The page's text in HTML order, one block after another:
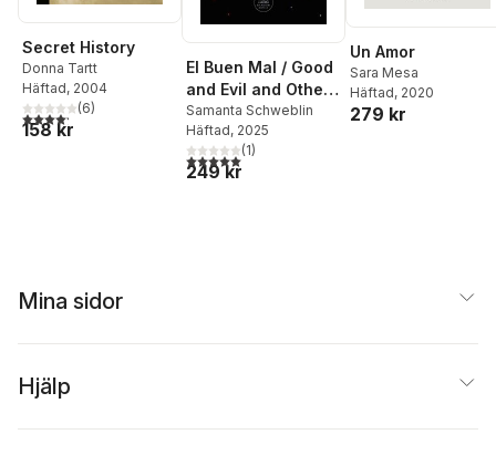
Secret History
Donna Tartt
Häftad, 2004
4,2utav 5 stjärnor. Totalt antal röster:
(6)
158 kr
El Buen Mal / Good
and Evil and Other
Stories
Samanta Schweblin
Häftad, 2025
5,0utav 5 stjärnor. Totalt antal röster:
(1)
249 kr
Un Amor
Sara Mesa
Häftad, 2020
279 kr
Mina sidor
Hjälp